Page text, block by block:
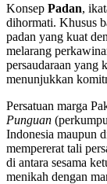
Konsep Padan,
dihormati. Khusus
padan yang kuat
melarang
persaudaraan yang
menunjukkan
Persatuan marga
Punguan
Indonesia maupun
mempererat tali
di antara sesama
menikah dengan